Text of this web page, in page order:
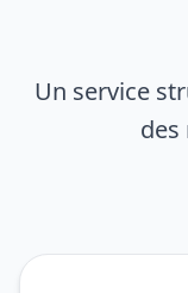
Un service